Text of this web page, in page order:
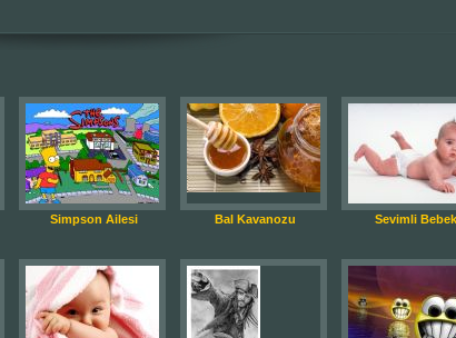
Simpson Ailesi Bal Kavanozu Sevimli Bebek